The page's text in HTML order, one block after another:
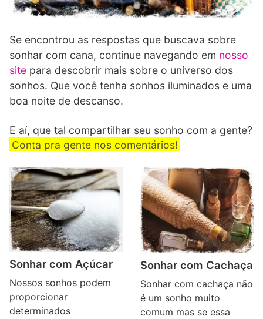
Se encontrou as respostas que buscava sobre
sonhar com cana, continue navegando em nosso
site para descobrir mais sobre o universo dos
sonhos. Que você tenha sonhos iluminados e uma
boa noite de descanso.
E aí, que tal compartilhar seu sonho com a gente?
Conta pra gente nos comentários!
Sonhar com Açúcar
Nossos sonhos podem
proporcionar
determinados
Sonhar com Cachaça
Sonhar com cachaça não
é um sonho muito
comum mas se essa